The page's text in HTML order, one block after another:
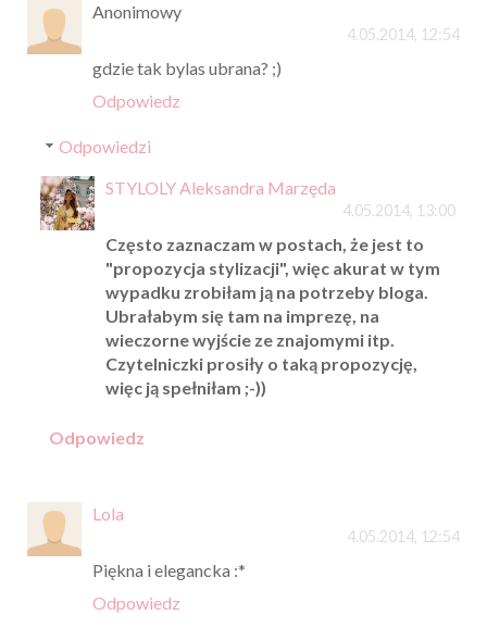
Anonimowy
4.05.2014, 12:54
gdzie tak bylas ubrana? ;)
Odpowiedz
Odpowiedzi
STYLOLY Aleksandra Marzęda
4.05.2014, 13:00
Często zaznaczam w postach, że jest to
"propozycja stylizacji", więc akurat w tym
wypadku zrobiłam ją na potrzeby bloga.
Ubrałabym się tam na imprezę, na
wieczorne wyjście ze znajomymi itp.
Czytelniczki prosiły o taką propozycję,
więc ją spełniłam ;-))
Odpowiedz
Lola
4.05.2014, 12:54
Piękna i elegancka :*
Odpowiedz